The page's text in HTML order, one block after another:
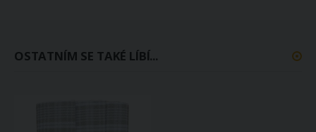
OSTATNÍM SE TAKÉ LÍBÍ...